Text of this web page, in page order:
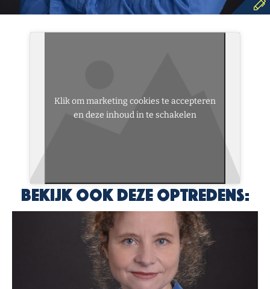
Klik om marketing cookies te accepteren
en deze inhoud in te schakelen
Bekijk ook deze optredens: